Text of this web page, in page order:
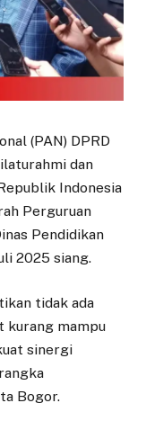
(PAN) DPRD
dan
Indonesia
Perguruan
Pendidikan
2025 siang.
tidak ada
kurang mampu
sinergi
Bogor.